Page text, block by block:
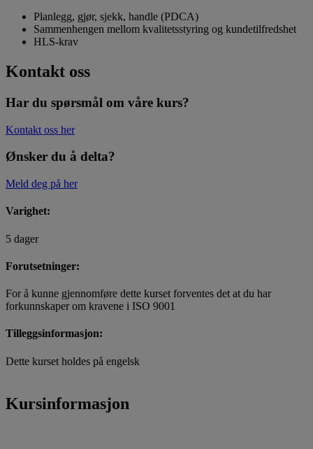
Planlegg, gjør, sjekk, handle (PDCA)
Sammenhengen mellom kvalitetsstyring og kundetilfredshet
HLS-krav
Kontakt oss
Har du spørsmål om våre kurs?
Kontakt oss her
Ønsker du å delta?
Meld deg på her
Varighet:
5 dager
Forutsetninger:
For å kunne gjennomføre dette kurset forventes det at du har
forkunnskaper om kravene i ISO 9001
Tilleggsinformasjon:
Dette kurset holdes på engelsk
Kursinformasjon